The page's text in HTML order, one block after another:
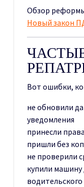
Обзор
Новый закон
Вот ошибки,
не обновили
уведомления
принесли
пришли без
не проверили
купили
водительского